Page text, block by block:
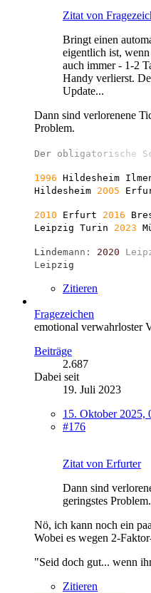
Zitat von
Bringt einen
eigentlich ist,
auch immer - 1-2
Handy verlierst.
Update...
Dann sind verlorenene
Problem.
De r o bl i gato ri sc he S
1996 Hildesheim
Hildesheim 2005
2010 Erfurt 2016
Leipzig Turin 2023
L i ndemann : 2020 L ei p
L ei pzi g
Zitieren
Fragezeichen
emotional verwahrloster
Beiträge
2.687
Dabei seit
19. Juli 2023
15. Oktober 2025,
#176
Zitat von Erfurter
Dann sind
geringstes Problem.
Nö, ich kann noch ein
Wobei es wegen 2-
"Seid doch gut... wenn
Zitieren